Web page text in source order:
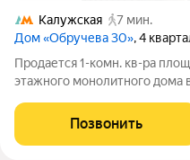
Калужская
7 мин.
Дом «Обручева 30», 4
Продается 1-комн. кв-ра
этажного монолитного
ЮЗАО и шаговой
Два корпуса
Позвонить